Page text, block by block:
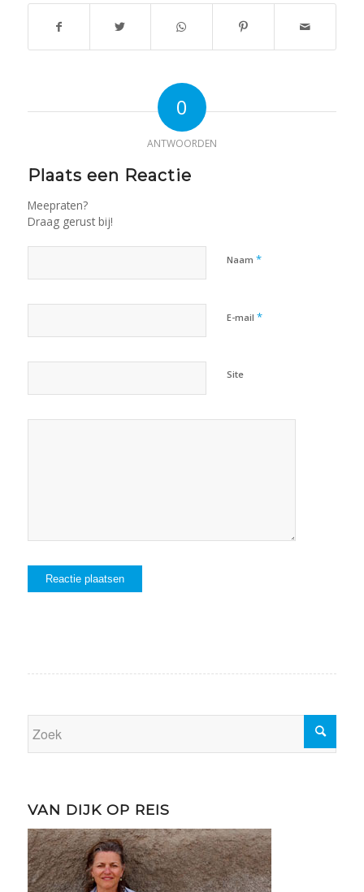
0
ANTWOORDEN
Plaats een Reactie
Meepraten?
Draag gerust bij!
Naam *
E-mail *
Site
VAN DIJK OP REIS